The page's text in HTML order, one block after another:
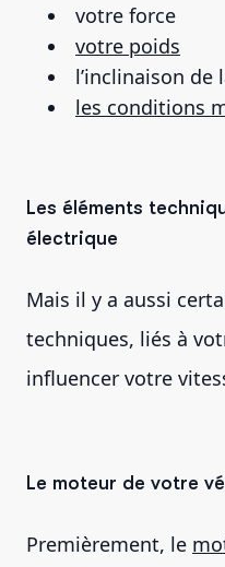
votre force
votre poids
l’inclinaison de
les conditions
Les éléments
électrique
Mais il y a aussi
techniques, liés à
influencer votre
Le moteur de votre
Premièrement, le